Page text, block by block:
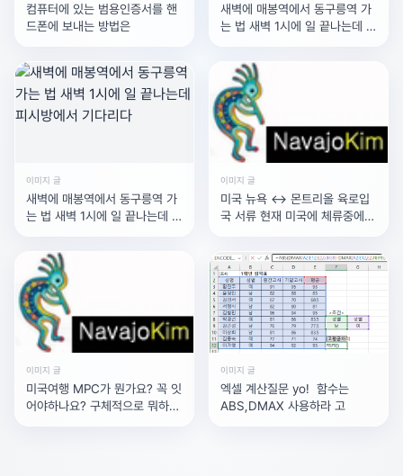
하여 공유해야 소리가 제대로 전달됩니다. 만약 OBS 창을
선택했는데도 안 들린다면, 윈도우 소리 설정에서 출력 장
시 한번 점검해 보시기 바랍니다.
3.캡처보드 오디오 입력 장치 추가
OBS 소스 목록에 캡처보드 영상만 있고 오디오가 별도로
잡히지 않는 경우일 수 있습니다. 소스 목록에서 [+] 버튼을
눌러 [오디오 입력 캡처]를 추가하고, 장치를 코시(COSY)
캡처보드로 선택해 보세요. 그 후 오디오 믹서 바가 움직이
면 해결될 것입니다. 또한 디스코드 오디오 설정에서 '음성
감지' 모드 대신 필요하다면 '눌러서 말하기' 설정을 건드려
보며 소리 간섭이 있는지 확인해 보시는 것도 좋습니다.
는 해피빈 콩은 모두 이웃을 위해 기부되고 있습니다. 채택
해주시면 감사드리겠습니다.
컴퓨터에 있는 범용인증서를 핸
드폰에 보내는 방법은
새벽에 매봉역에서 동구릉역 가
는 법 새벽 1시에 일 끝나는데 피
이미지 글
새벽에 매봉역에서 동구릉역 가
는 법 새벽 1시에 일 끝나는데 피
이미지 글
미국 뉴욕 <-> 몬트리올 육로입
국 서류 현재 미국에 체류중에
이미지 글
미국여행 MPC가 뭔가요? 꼭 잇
어야하나요? 구체적으로 뭐하는
이미지 글
엑셀 계산질문 yo! 함수는
ABS,DMAX 사용하라 고